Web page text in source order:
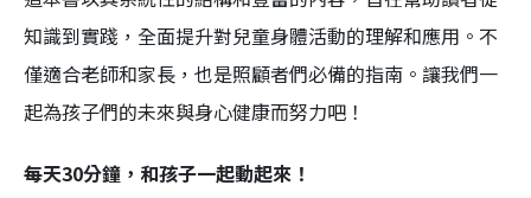
知識到實踐，全面提升對兒童身體活動的理解和應用。不
僅適合老師和家長，也是照顧者們必備的指南。讓我們一
起為孩子們的未來與身心健康而努力吧！
每天30分鐘，和孩子一起動起來！